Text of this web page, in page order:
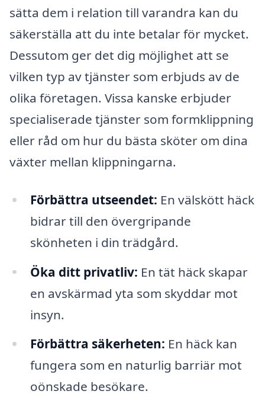
sätta dem i relation till varandra kan du
säkerställa att du inte betalar för mycket.
Dessutom ger det dig möjlighet att se
vilken typ av tjänster som erbjuds av de
olika företagen. Vissa kanske erbjuder
specialiserade tjänster som formklippning
eller råd om hur du bästa sköter om dina
växter mellan klippningarna.
Förbättra utseendet: En välskött häck
bidrar till den övergripande
skönheten i din trädgård.
Öka ditt privatliv: En tät häck skapar
en avskärmad yta som skyddar mot
insyn.
Förbättra säkerheten: En häck kan
fungera som en naturlig barriär mot
oönskade besökare.